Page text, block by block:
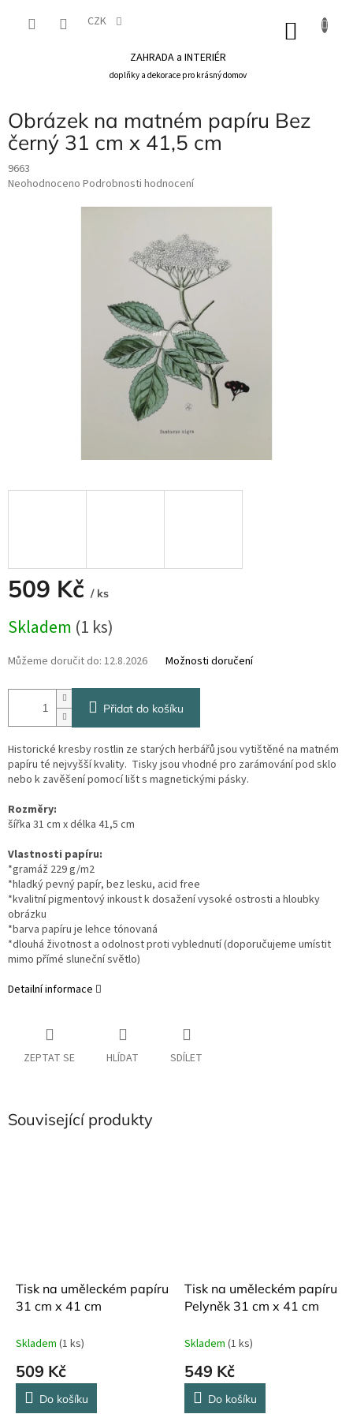
CZK
ZAHRADA a INTERIÉR
doplňky a dekorace pro krásný domov
Obrázek na matném papíru Bez
černý 31 cm x 41,5 cm
9663
Průměrné
Neohodnoceno Podrobnosti hodnocení
509 Kč / ks
cena:
Skladem (1 ks)
Můžeme doručit do: 12.8.2026 Možnosti doručení
Přidat do košíku
Historické kresby rostlin ze starých herbářů jsou vytištěné na matném
papíru té nejvyšší kvality. Tisky jsou vhodné pro zarámování pod sklo
nebo k zavěšení pomocí lišt s magnetickými pásky.
Rozměry:
šířka 31 cm x délka 41,5 cm
Vlastnosti papíru:
*gramáž 229 g/m2
*hladký pevný papír, bez lesku, acid free
*kvalitní pigmentový inkoust k dosažení vysoké ostrosti a hloubky
obrázku
*barva papíru je lehce tónovaná
*dlouhá životnost a odolnost proti vyblednutí (doporučujeme umístit
mimo přímé sluneční světlo)
Detailní informace
ZEPTAT SE HLÍDAT SDÍLET
Související produkty
Tisk na uměleckém papíru
31 cm x 41 cm
Skladem (1 ks)
509 Kč
Do košíku
Tisk na uměleckém papíru
Pelyněk 31 cm x 41 cm
Skladem (1 ks)
549 Kč
Do košíku